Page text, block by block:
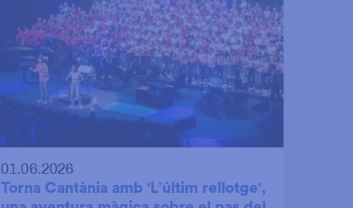
01.06.2026
Torna Cantània amb 'L’últim rellotge',